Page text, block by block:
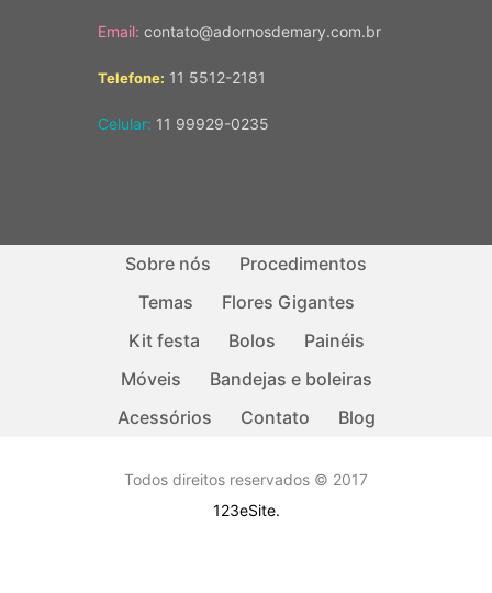
Email: contato@adornosdemary.com.br
Telefone: 11 5512-2181
Celular: 11 99929-0235
Sobre nós
Procedimentos
Temas
Flores Gigantes
Kit festa
Bolos
Painéis
Móveis
Bandejas e boleiras
Acessórios
Contato Blog
Todos direitos reservados © 2017
123eSite.